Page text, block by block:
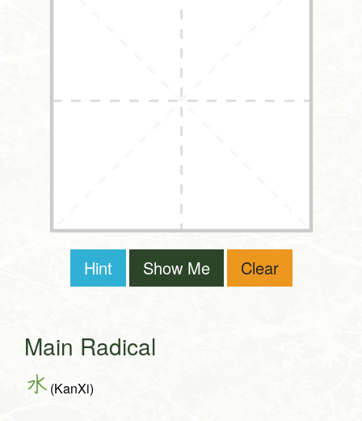
Hint Show Me Clear
Main Radical
水 (KanXi)